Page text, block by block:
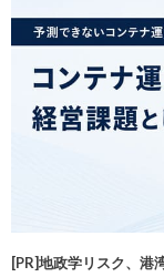
[PR]地政学リスク、港